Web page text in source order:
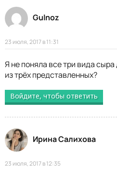
Gulnoz
23 июля, 2017 в 11:31
Я не поняла все три вида
из трёх представленных?
Войдите, чтобы ответить
Ирина Салихова
23 июля, 2017 в 12:35